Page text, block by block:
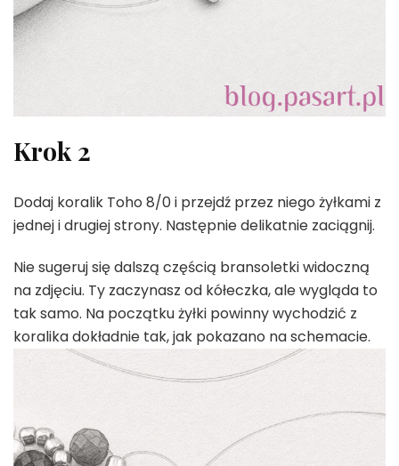
Krok 2
Dodaj koralik Toho 8/0 i przejdź przez niego żyłkami z
jednej i drugiej strony. Następnie delikatnie zaciągnij.
Nie sugeruj się dalszą częścią bransoletki widoczną
na zdjęciu. Ty zaczynasz od kółeczka, ale wygląda to
tak samo. Na początku żyłki powinny wychodzić z
koralika dokładnie tak, jak pokazano na schemacie.